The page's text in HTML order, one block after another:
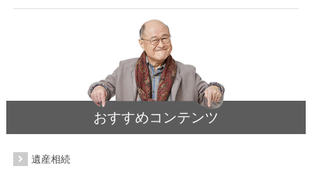
おすすめコンテンツ
遺産相続